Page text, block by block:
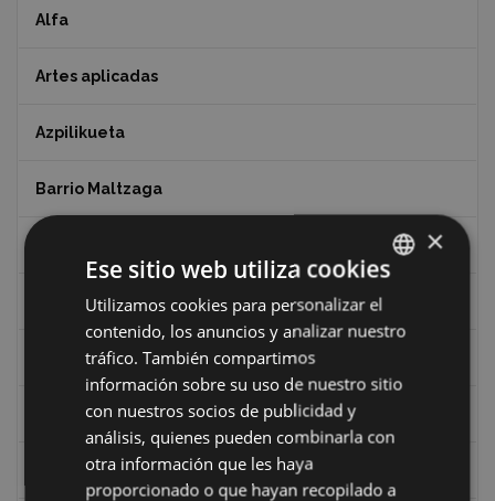
Alfa
Artes aplicadas
Azpilikueta
Barrio Maltzaga
Ciclismo
Ciclismo "A rueda"
Dibujos de Julen Zabaleta
Eibar desde el aire
BASQUE
SPANISH
×
Ese sitio web utiliza cookies
Utilizamos cookies para personalizar el
contenido, los anuncios y analizar nuestro
tráfico. También compartimos
información sobre su uso de nuestro sitio
con nuestros socios de publicidad y
análisis, quienes pueden combinarla con
otra información que les haya
proporcionado o que hayan recopilado a